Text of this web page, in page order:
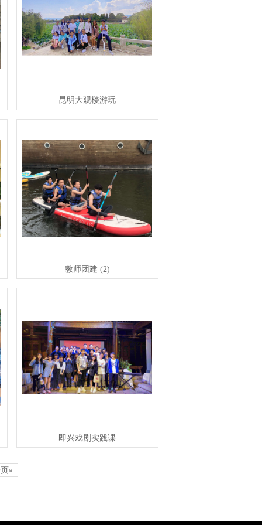
昆明大观楼游玩
教师团建 (2)
即兴戏剧实践课
»